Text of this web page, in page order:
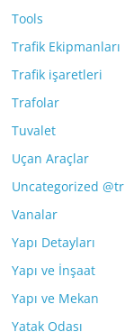
Tools
Trafik Ekipmanları
Trafik işaretleri
Trafolar
Tuvalet
Uçan Araçlar
Uncategorized @tr
Vanalar
Yapı Detayları
Yapı ve İnşaat
Yapı ve Mekan
Yatak Odası